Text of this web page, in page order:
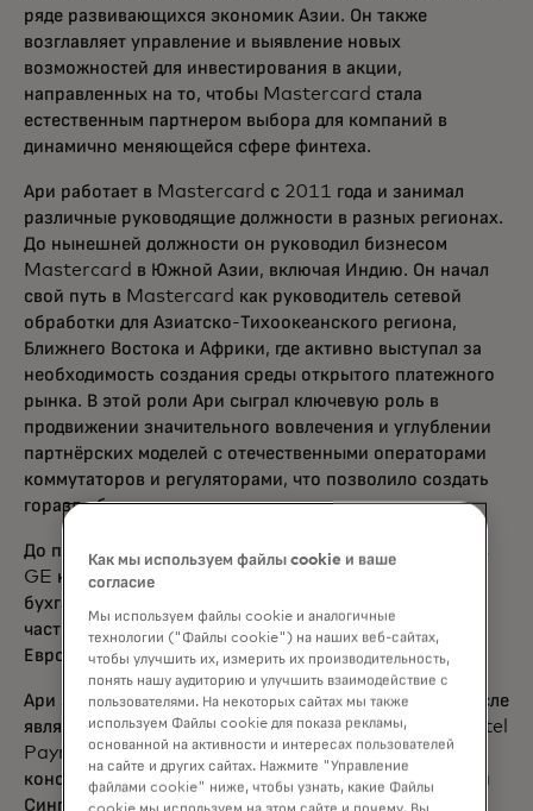
ряде развивающихся экономик Азии. Он также
возглавляет управление и выявление новых
возможностей для инвестирования в акции,
направленных на то, чтобы Mastercard стала
естественным партнером выбора для компаний в
динамично меняющейся сфере финтеха.
Ари работает в Mastercard с 2011 года и занимал
различные руководящие должности в разных регионах.
До нынешней должности он руководил бизнесом
Mastercard в Южной Азии, включая Индию. Он начал
свой путь в Mastercard как руководитель сетевой
обработки для Азиатско-Тихоокеанского региона,
Ближнего Востока и Африки, где активно выступал за
необходимость создания среды открытого платежного
рынка. В этой роли Ари сыграл ключевую роль в
продвижении значительного вовлечения и углублении
партнёрских моделей с отечественными операторами
коммутаторов и регуляторами, что позволило создать
гораздо более динамичную экосистему в целом.
До прихода в Mastercard Ари более 12 лет работал в
GE на различных руководящих должностях в области
бухгалтерии, аудита, корпоративных финансов и
частного капитала на ключевых рынках Америки,
Европы и Азиатско-Тихоокеанского региона.
Ари занимает ряд руководящих должностей, в том числе
является независимым членом совета директоров Airtel
Payments Bank Limited в Индии, членом
консультативного совета бизнес-школы Ли Конг Чиан
Сингапурского университета менеджмента и членом
Как мы используем файлы cookie и ваше
согласие
Мы используем файлы cookie и аналогичные
технологии ("Файлы cookie") на наших веб-сайтах,
чтобы улучшить их, измерить их производительность,
понять нашу аудиторию и улучшить взаимодействие с
пользователями. На некоторых сайтах мы также
используем Файлы cookie для показа рекламы,
основанной на активности и интересах пользователей
на сайте и других сайтах. Нажмите "Управление
файлами cookie" ниже, чтобы узнать, какие Файлы